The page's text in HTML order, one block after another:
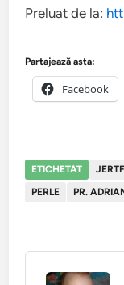
Preluat de la:
Partajează asta:
Facebook
ETICHETAT
PERLE
PR.